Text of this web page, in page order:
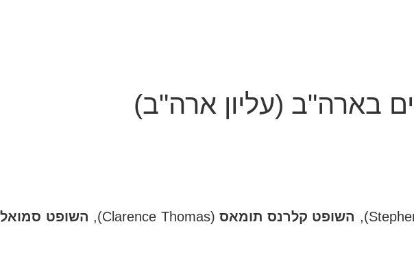
השופט קלרנס תומאס(Clarence Thomas),
השופט סמואל